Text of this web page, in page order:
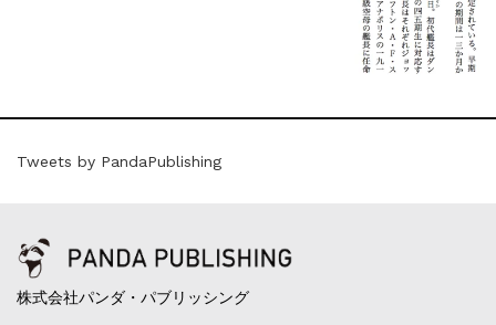
Tweets by PandaPublishing
株式会社パンダ・パブリッシング